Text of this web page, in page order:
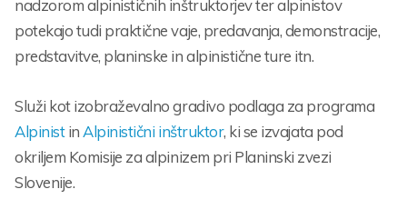
nadzorom alpinističnih inštruktorjev ter alpinistov
potekajo tudi praktične vaje, predavanja, demonstracije,
predstavitve, planinske in alpinistične ture itn.
Služi kot izobraževalno gradivo podlaga za programa
Alpinistin Alpinistični inštruktor, ki se izvajata pod
okriljem Komisije za alpinizem pri Planinski zvezi
Slovenije.